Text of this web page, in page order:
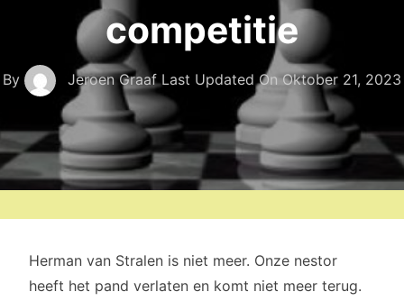
competitie
By Jeroen GraafLast Updated OnOktober 21, 2023
Herman van Stralen is niet meer. Onze nestor
heeft het pand verlaten en komt niet meer terug.